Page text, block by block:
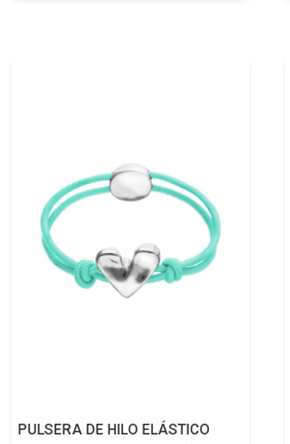
PULSERA DE HILO ELÁSTICO